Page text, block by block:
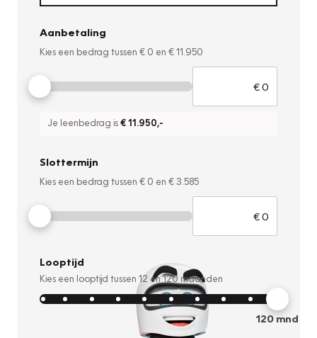
Aanbetaling
Kies een bedrag tussen € 0 en € 11.950
Je leenbedrag is€ 11.950,-
Slottermijn
Kies een bedrag tussen € 0 en € 3.585
Looptijd
Kies een looptijd tussen 12 en120 maanden
120mnd